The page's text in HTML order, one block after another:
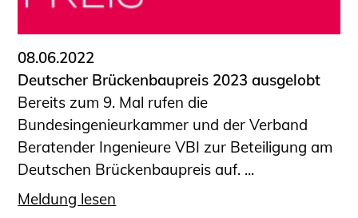
08.06.2022
Deutscher Brückenbaupreis 2023 ausgelobt
Bereits zum 9. Mal rufen die
Bundesingenieurkammer und der Verband
Beratender Ingenieure VBI zur Beteiligung am
Deutschen Brückenbaupreis auf. ...
Meldung lesen